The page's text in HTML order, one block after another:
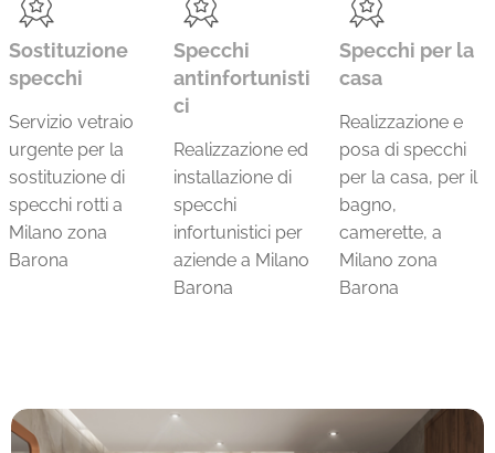
Sostituzione
specchi
Servizio vetraio
urgente per la
sostituzione di
specchi rotti a
Milano zona
Barona
Specchi
antinfortunisti
ci
Realizzazione ed
installazione di
specchi
infortunistici per
aziende a Milano
Barona
Specchi per la
casa
Realizzazione e
posa di specchi
per la casa, per il
bagno,
camerette, a
Milano zona
Barona